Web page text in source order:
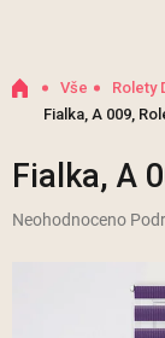
Domů
Vše
Rolety
Fialka, A 009,
Fialka, A
Průměrné
Neohodnoceno